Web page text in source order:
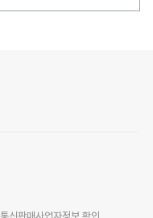
통신판매사업자정보 확인